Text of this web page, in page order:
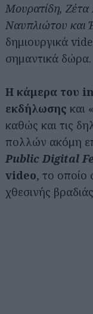
Μουρατίδη,
Ναυπλιώτου και
δημιουργικά
σημαντικά δώρα.
Η κάμερα του
εκδήλωσης και
καθώς και τις
πολλών ακόμη
Public Digital
video, το οποίο
χθεσινής